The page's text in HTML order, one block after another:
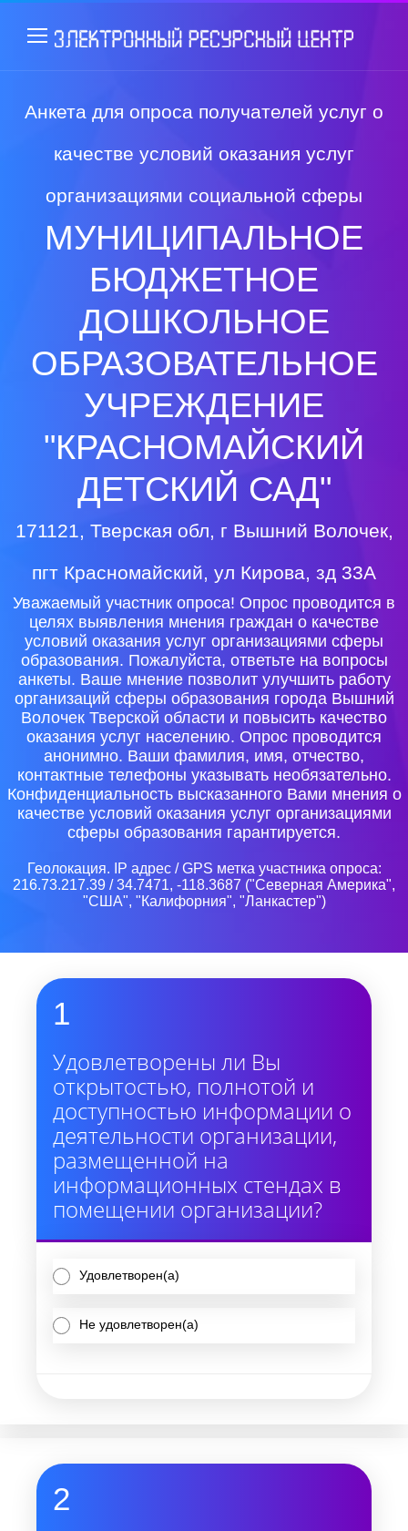
Анкета для опроса получателей услуг о
качестве условий оказания услуг
организациями социальной сферы
МУНИЦИПАЛЬНОЕ
БЮДЖЕТНОЕ
ДОШКОЛЬНОЕ
ОБРАЗОВАТЕЛЬНОЕ
УЧРЕЖДЕНИЕ
"КРАСНОМАЙСКИЙ
ДЕТСКИЙ САД"
171121, Тверская обл, г Вышний Волочек,
пгт Красномайский, ул Кирова, зд 33А
Уважаемый участник опроса! Опрос проводится в
целях выявления мнения граждан о качестве
условий оказания услуг организациями сферы
образования. Пожалуйста, ответьте на вопросы
анкеты. Ваше мнение позволит улучшить работу
организаций сферы образования города Вышний
Волочек Тверской области и повысить качество
оказания услуг населению. Опрос проводится
анонимно. Ваши фамилия, имя, отчество,
контактные телефоны указывать необязательно.
Конфиденциальность высказанного Вами мнения о
качестве условий оказания услуг организациями
сферы образования гарантируется.
Геолокация. IP адрес / GPS метка участника опроса:
216.73.217.39 / 34.7471, -118.3687 ("Северная Америка",
"США", "Калифорния", "Ланкастер")
1
Удовлетворены ли Вы
открытостью, полнотой и
доступностью информации о
деятельности организации,
размещенной на
информационных стендах в
помещении организации?
Удовлетворен(а)
Не удовлетворен(а)
2